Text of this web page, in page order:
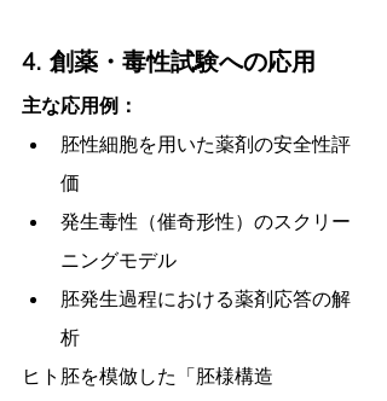
4. 創薬・毒性試験への応用
主な応用例：
胚性細胞を用いた薬剤の安全性評
価
発生毒性（催奇形性）のスクリー
ニングモデル
胚発生過程における薬剤応答の解
析
ヒト胚を模倣した「胚様構造